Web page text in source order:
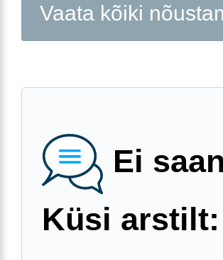
Vaata kõiki
Ei
Küsi arstilt: